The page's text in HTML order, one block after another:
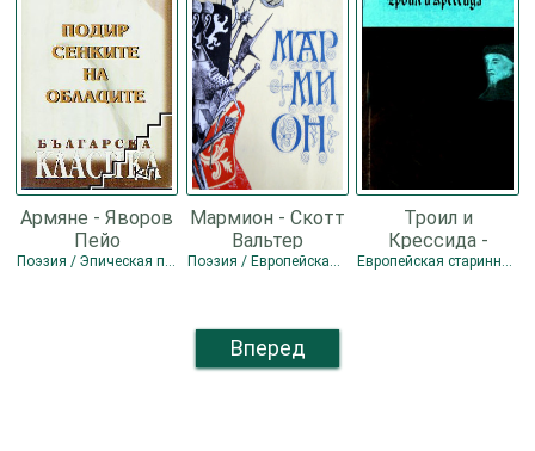
Армяне - Яворов
Пейо
Поэзия / Эпическая поэзия
Мармион - Скотт
Вальтер
Поэзия / Европейская старинная литература / Эпическая поэзия
Троил и
Крессида -
Чосер Джеффри
Европейская старинная литература / Эпическая поэзия / Поэзия
Вперед